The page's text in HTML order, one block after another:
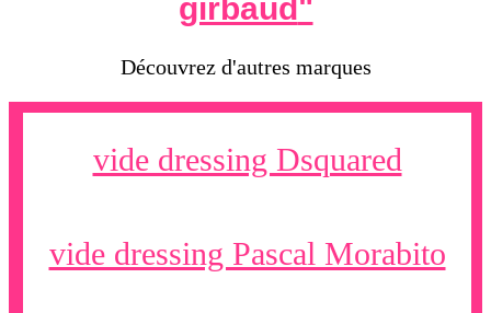
girbaud "
Découvrez d'autres marques
vide dressing Dsquared
vide dressing Pascal Morabito